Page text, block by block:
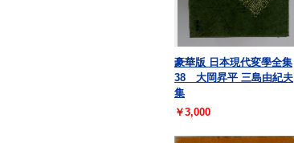
豪華版 日本現代変學全集
38 大岡昇平 三島由紀夫
集
￥3,000